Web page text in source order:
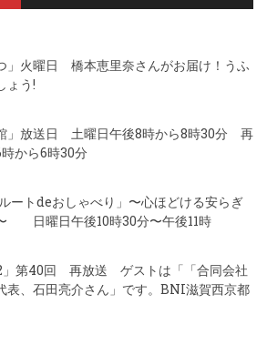
」火曜日 橋本恵里奈さんがお届け！うふ
ょう!
館」放送日 土曜日午後8時から8時30分 再
から6時30分
ートdeおしゃべり」〜心ほどける安らぎ
日曜日午後10時30分〜午後11時
」第40回 再放送 ゲストは「「合同会社
、石田亮介さん」です。BNI滋賀西京都